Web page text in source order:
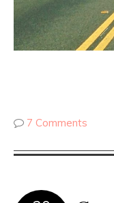
7 Comments